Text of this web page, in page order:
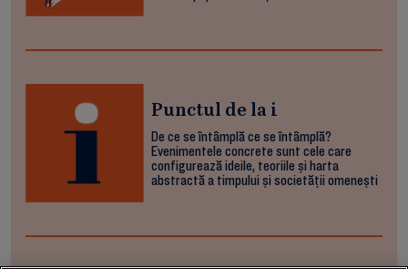
Punctul de la i
De ce se întâmplă ce se întâmplă?
Evenimentele concrete sunt cele care
configurează ideile, teoriile și harta
abstractă a timpului și societății omenești